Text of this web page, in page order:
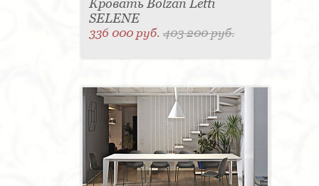
Кровать Bolzan Letti
SELENE
336 000 руб.403 200 руб.